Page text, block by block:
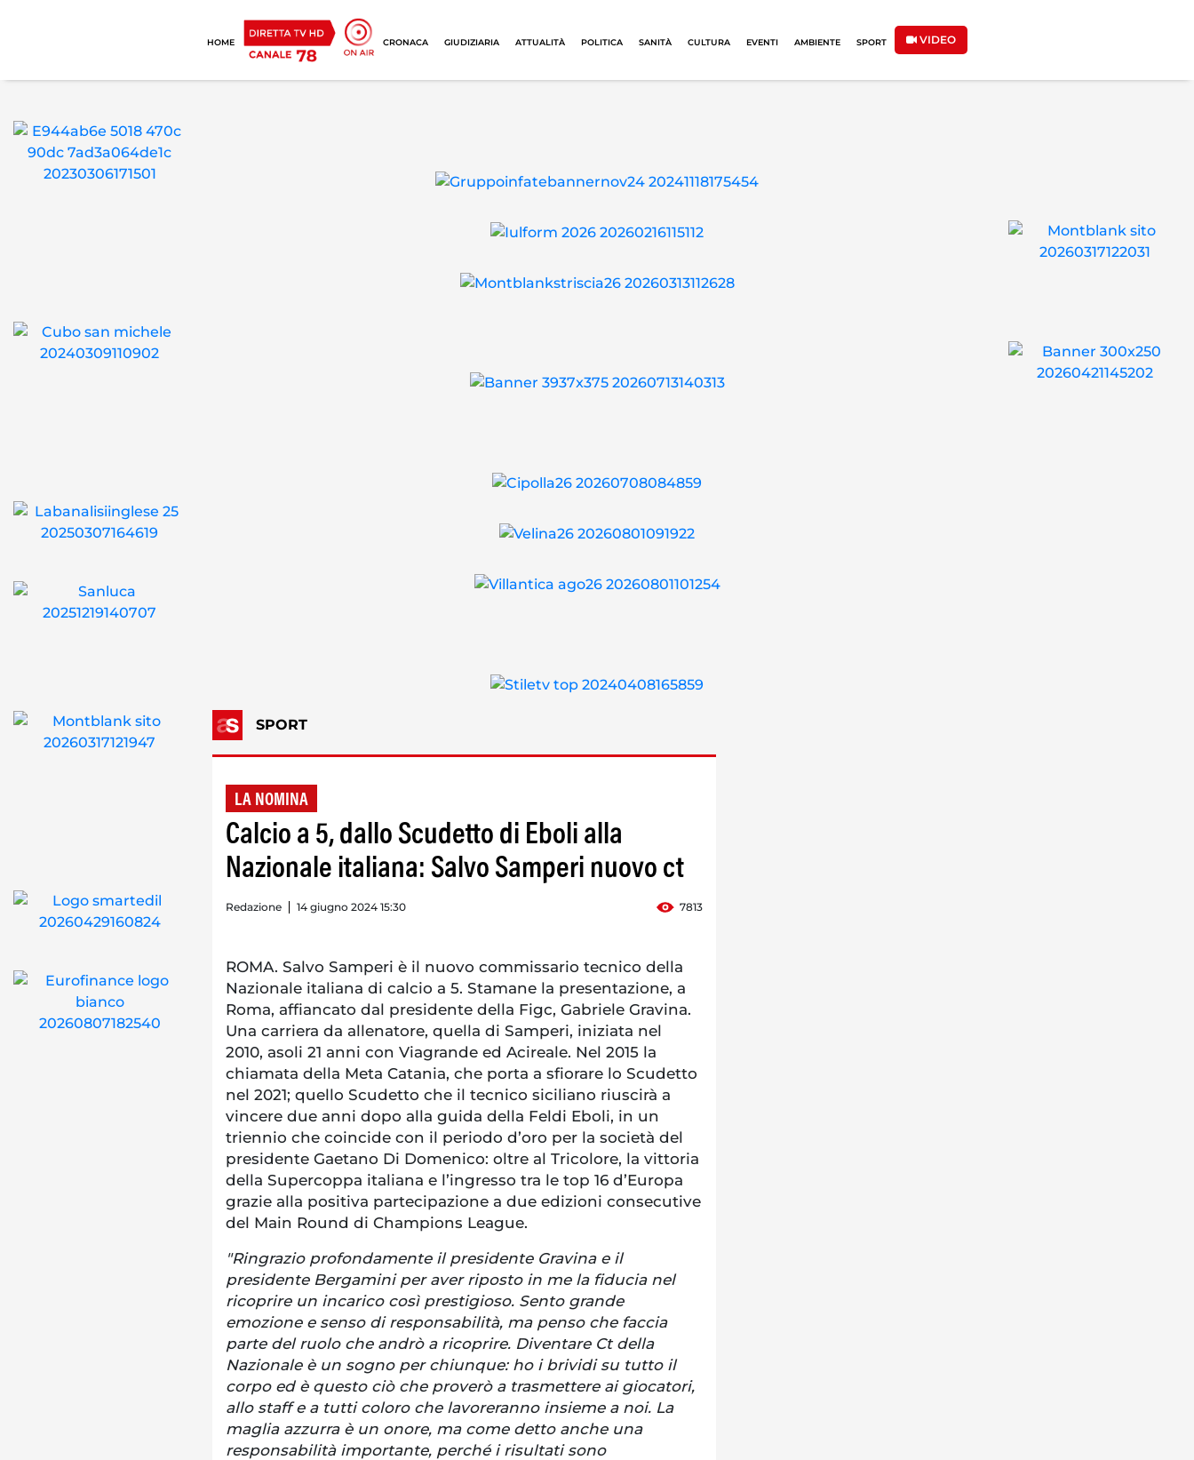
HOME CRONACA GIUDIZIARIA ATTUALITÀ POLITICA SANITÀ CULTURA EVENTI AMBIENTE SPORT VIDEO
SPORT
LA NOMINA
Calcio a 5, dallo Scudetto di Eboli alla
Nazionale italiana: Salvo Samperi nuovo ct
Redazione 14 giugno 2024 15:30 7813
ROMA. Salvo Samperi è il nuovo commissario tecnico della
Nazionale italiana di calcio a 5. Stamane la presentazione, a
Roma, affiancato dal presidente della Figc, Gabriele Gravina.
Una carriera da allenatore, quella di Samperi, iniziata nel
2010, asoli 21 anni con Viagrande ed Acireale. Nel 2015 la
chiamata della Meta Catania, che porta a sfiorare lo Scudetto
nel 2021; quello Scudetto che il tecnico siciliano riuscirà a
vincere due anni dopo alla guida della Feldi Eboli, in un
triennio che coincide con il periodo d’oro per la società del
presidente Gaetano Di Domenico: oltre al Tricolore, la vittoria
della Supercoppa italiana e l’ingresso tra le top 16 d’Europa
grazie alla positiva partecipazione a due edizioni consecutive
del Main Round di Champions League.
"Ringrazio profondamente il presidente Gravina e il
presidente Bergamini per aver riposto in me la fiducia nel
ricoprire un incarico così prestigioso. Sento grande
emozione e senso di responsabilità, ma penso che faccia
parte del ruolo che andrò a ricoprire. Diventare Ct della
Nazionale è un sogno per chiunque: ho i brividi su tutto il
corpo ed è questo ciò che proverò a trasmettere ai giocatori,
allo staff e a tutti coloro che lavoreranno insieme a noi. La
maglia azzurra è un onore, ma come detto anche una
responsabilità importante, perché i risultati sono